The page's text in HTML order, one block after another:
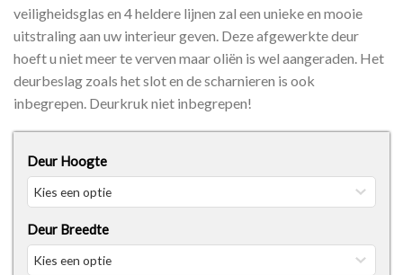
veiligheidsglas en 4 heldere lijnen zal een unieke en mooie
uitstraling aan uw interieur geven. Deze afgewerkte deur
hoeft u niet meer te verven maar oliën is wel aangeraden. Het
deurbeslag zoals het slot en de scharnieren is ook
inbegrepen. Deurkruk niet inbegrepen!
Deur Hoogte
Deur Breedte